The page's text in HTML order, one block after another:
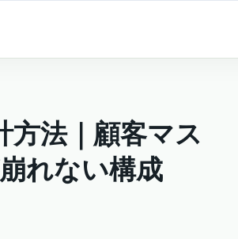
法｜顧客マス
れない構成